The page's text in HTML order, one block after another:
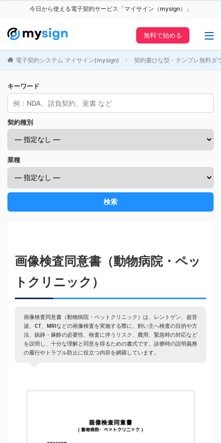
今日から使える電子契約サービス「マイサイン（mysign）」
無料で始める
電子契約システム マイサイン(mysign) 契約書ひな型・テンプレ無料ダ
キーワード
契約種別
業種
検索
画像検査同意書（動物病院・ペッ
トクリニック）
画像検査同意書（動物病院・ペットクリニック）は、レントゲン、超音
波、CT、MRIなどの画像検査を実施する際に、飼い主へ検査の目的や方
法、鎮静・麻酔の必要性、検査に伴うリスク、費用、緊急時の対応など
を説明し、十分な理解と同意を得るための書式です。診療時の説明義務
の履行やトラブル防止に役立つ内容を網羅しています。